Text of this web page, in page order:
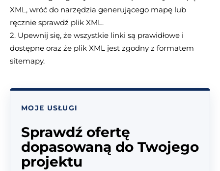
XML, wróć do narzędzia generującego mapę lub
ręcznie sprawdź plik XML.
2. Upewnij się, że wszystkie linki są prawidłowe i
dostępne oraz że plik XML jest zgodny z formatem
sitemapy.
MOJE USŁUGI
Sprawdź ofertę
dopasowaną do Twojego
projektu